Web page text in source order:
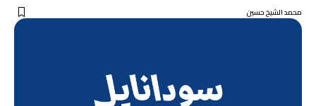
محمد الشيخ حسين